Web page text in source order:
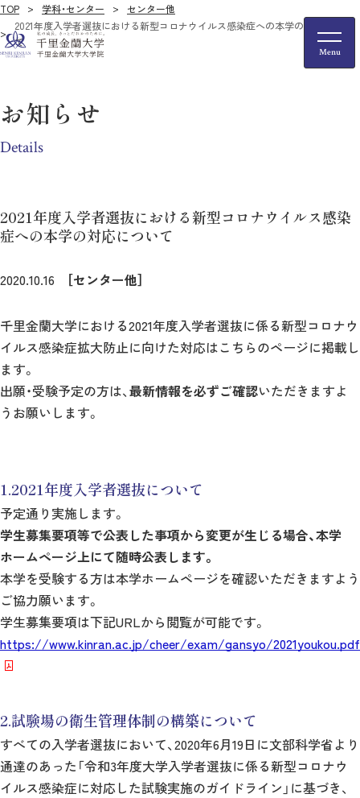
TOP 学科・センター
センター他
2021年度入学者選抜における新型コロナウイルス感染症への本学の対応につい
て
お知らせ
Details
2021年度入学者選抜における新型コロナウイルス感染
症への本学の対応について
2020.10.16 ［センター他］
千里金蘭大学における2021年度入学者選抜に係る新型コロナウ
イルス感染症拡大防止に向けた対応はこちらのページに掲載し
ます。
出願・受験予定の方は、 最新情報を必ずご確認いただきますよ
うお願いします。
1.2021年度入学者選抜について
予定通り実施します。
学生募集要項等で公表した事項から変更が生じる場合、本学
ホームページ上にて随時公表します。
本学を受験する方は本学ホームページを確認いただきますよう
ご協力願います。
学生募集要項は下記URLから閲覧が可能です。
https://www.kinran.ac.jp/cheer/exam/gansyo/2021youkou.pdf
2.試験場の衛生管理体制の構築について
すべての入学者選抜において、2020年6月19日に文部科学省より
通達のあった「令和3年度大学入学者選抜に係る新型コロナウ
イルス感染症に対応した試験実施のガイドライン」に基づき、